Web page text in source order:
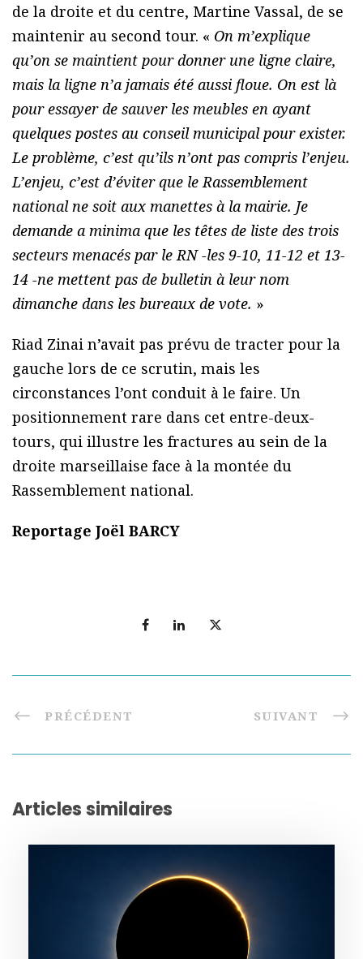
de la droite et du centre, Martine Vassal, de se
maintenir au second tour. « On m’explique
qu’on se maintient pour donner une ligne claire,
mais la ligne n’a jamais été aussi floue. On est là
pour essayer de sauver les meubles en ayant
quelques postes au conseil municipal pour exister.
Le problème, c’est qu’ils n’ont pas compris l’enjeu.
L’enjeu, c’est d’éviter que le Rassemblement
national ne soit aux manettes à la mairie. Je
demande a minima que les têtes de liste des trois
secteurs menacés par le RN -les 9-10, 11-12 et 13-
14 -ne mettent pas de bulletin à leur nom
dimanche dans les bureaux de vote. »
Riad Zinai n’avait pas prévu de tracter pour la
gauche lors de ce scrutin, mais les
circonstances l’ont conduit à le faire. Un
positionnement rare dans cet entre-deux-
tours, qui illustre les fractures au sein de la
droite marseillaise face à la montée du
Rassemblement national.
Reportage Joël BARCY
PRÉCÉDENT SUIVANT
Articles similaires